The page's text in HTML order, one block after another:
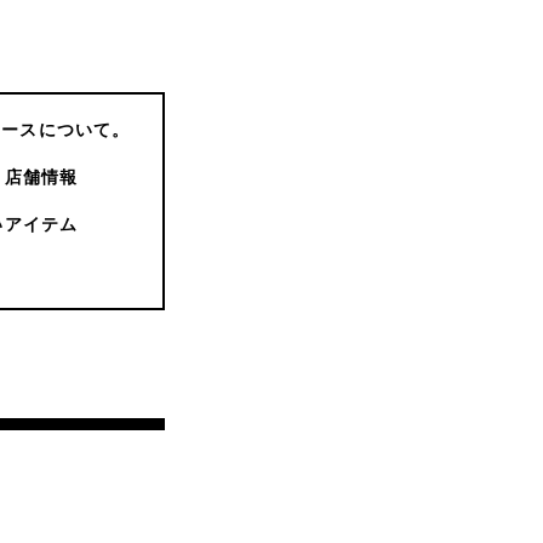
スについて。
店舗情報
イテム